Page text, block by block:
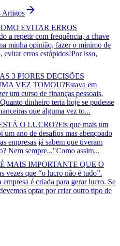
Artigos
EVITAR ERROS
a repetir com frequência, a chave
minha opinião, fazer o mínimo de
evitar erros estúpidos!Por isso,
3 PIORES DECISÕES
VEZ TOMOU?Estava em
um curso de finanças pessoais,
dinheiro teria hoje se pudesse
que alguma vez to...
O LUCRO?Eis que mais um
um ano de desafios mas abençoado
empresas já sabem que tiveram
Nem sempre..."Como assim...
MAIS IMPORTANTE QUE O
vezes que “o lucro não é tudo”.
é criada para gerar lucro. Se
optar por criar outro tipo de